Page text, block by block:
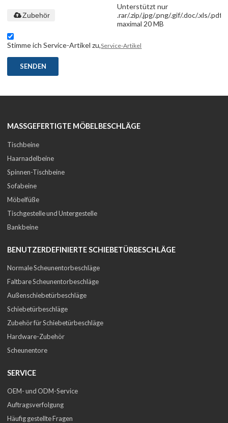
Unterstützt nur
.rar/.zip/.jpg/.png/.gif/.doc/.xls/.pdf,
maximal 20 MB
Zubehör
Stimme ich Service-Artikel zu,Service-Artikel
SENDEN
MASSGEFERTIGTE MÖBELBESCHLÄGE
Tischbeine
Haarnadelbeine
Spinnen-Tischbeine
Sofabeine
Möbelfüße
Tischgestelle und Untergestelle
Bankbeine
BENUTZERDEFINIERTE SCHIEBETÜRBESCHLÄGE
Normale Scheunentorbeschläge
Faltbare Scheunentorbeschläge
Außenschiebetürbeschläge
Schiebetürbeschläge
Zubehör für Schiebetürbeschläge
Hardware-Zubehör
Scheunentore
SERVICE
OEM- und ODM-Service
Auftragsverfolgung
Häufig gestellte Fragen